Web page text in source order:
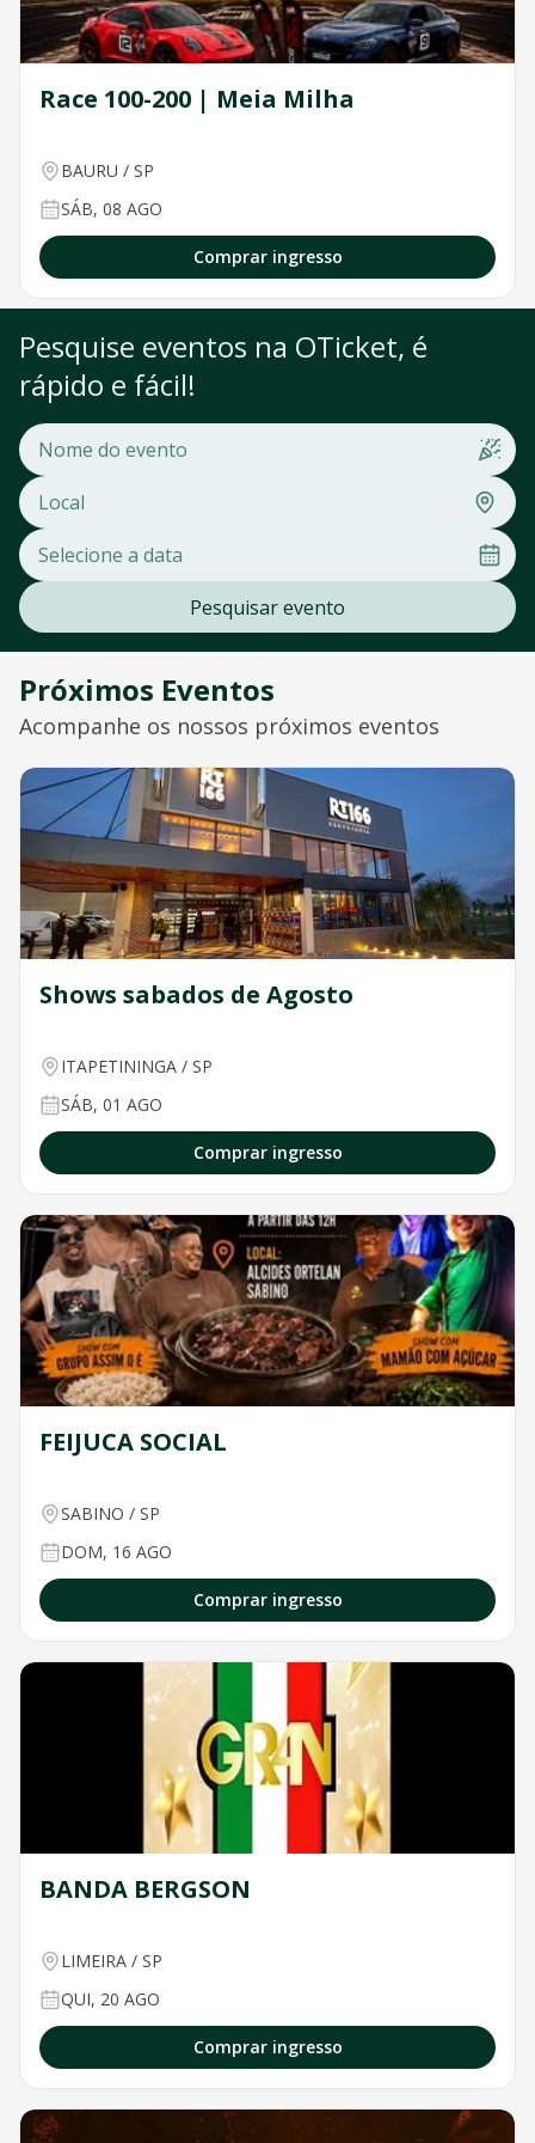
Race 100-200 | Meia Milha
BAURU / SP
SÁB, 08 AGO
Comprar ingresso
Pesquise eventos na OTicket, é
rápido e fácil!
Pesquisar evento
Próximos Eventos
Acompanhe os nossos próximos eventos
Shows sabados de Agosto
ITAPETININGA / SP
SÁB, 01 AGO
Comprar ingresso
FEIJUCA SOCIAL
SABINO / SP
DOM, 16 AGO
Comprar ingresso
BANDA BERGSON
LIMEIRA / SP
QUI, 20 AGO
Comprar ingresso